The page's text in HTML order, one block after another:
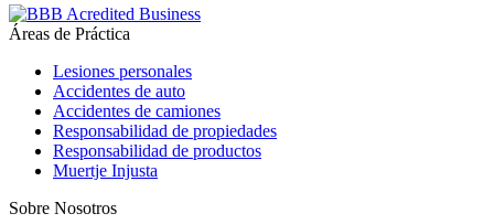
Áreas de Práctica
Lesiones personales
Accidentes de auto
Accidentes de camiones
Responsabilidad de propiedades
Responsabilidad de productos
Muertje Injusta
Sobre Nosotros